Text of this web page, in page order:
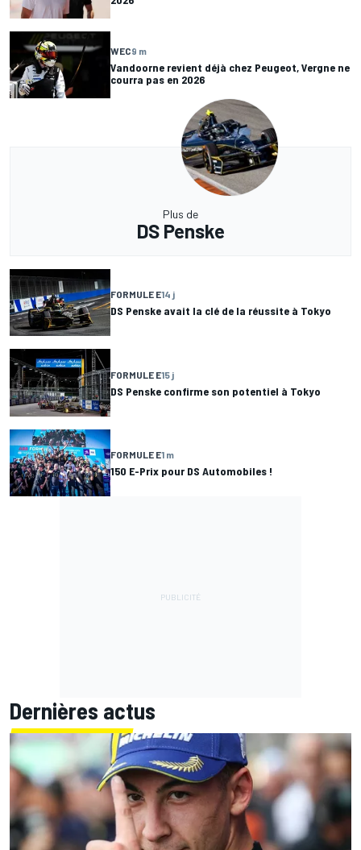
WEC9 m
Vandoorne revient déjà chez Peugeot, Vergne ne
courra pas en 2026
Plus de
DS Penske
FORMULE E14 j
DS Penske avait la clé de la réussite à Tokyo
FORMULE E15 j
DS Penske confirme son potentiel à Tokyo
FORMULE E1 m
150 E-Prix pour DS Automobiles !
Dernières actus